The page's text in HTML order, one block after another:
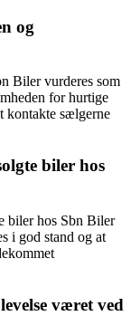
og
Biler vurderes som
for hurtige
kontakte sælgerne
biler hos
biler hos Sbn Biler
i god stand og at
været ved